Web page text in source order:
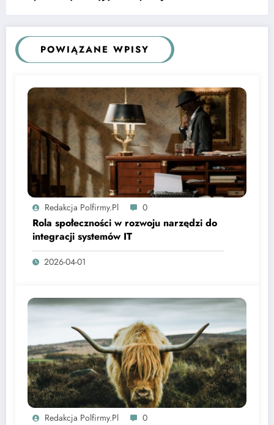
POWIĄZANE WPISY
Redakcja Polfirmy.pl 0
Rola społeczności w rozwoju narzędzi do
integracji systemów IT
2026-04-01
Redakcja Polfirmy.pl 0